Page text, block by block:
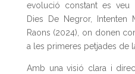
evolució constant es veu
Dies De Negror,
Raons (2024), on donen
a les primeres petjades de
Amb una visió clara i